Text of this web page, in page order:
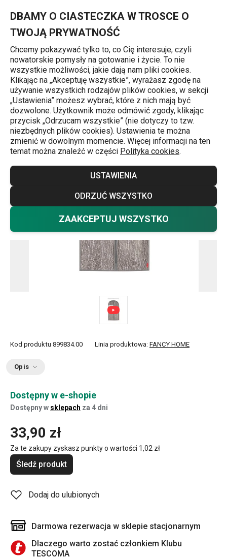
DBAMY O CIASTECZKA W TROSCE O
TWOJĄ PRYWATNOŚĆ
Chcemy pokazywać tylko to, co Cię interesuje, czyli
nowatorskie pomysły na gotowanie i życie. To nie
wszystkie możliwości, jakie dają nam pliki cookies.
Klikając na „Akceptuję wszystkie”, wyrażasz zgodę na
używanie wszystkich rodzajów plików cookies, w sekcji
„Ustawienia” możesz wybrać, które z nich mają być
dozwolone. Użytkownik może odmówić zgody, klikając
przycisk „Odrzucam wszystkie” (nie dotyczy to tzw.
niezbędnych plików cookies). Ustawienia te można
zmienić w dowolnym momencie. Więcej informacji na ten
temat można znaleźć w części Polityka cookies.
USTAWIENIA
ODRZUĆ WSZYSTKO
ZAAKCEPTUJ WSZYSTKO
Przechowywanie ubrań i pościeli
Pokrowiec na garnitur FANCY HOME
100 x 60 cm
Kod produktu 899834.00 Linia produktowa: FANCY HOME
Opis
Dostępny w e-shopie
Dostępny w sklepach za 4 dni
33,90 zł
Za te zakupy zyskasz punkty o wartości 1,02 zł
Śledź produkt
Dodaj do ulubionych
Darmowa rezerwacja w sklepie stacjonarnym
Dlaczego warto zostać członkiem Klubu
TESCOMA